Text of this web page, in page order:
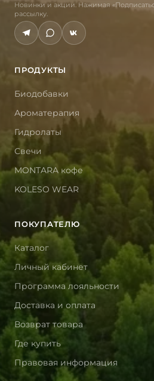
Новинки и акции. Нажимая
рассылку.
ПРОДУКТЫ
Биодобавки
Ароматерапия
Гидролаты
Свечи
MONTARA кофе
KOLESO WEAR
ПОКУПАТЕЛЮ
Каталог
Личный кабинет
Программа лояльности
Доставка и оплата
Возврат товара
Где купить
Правовая информация